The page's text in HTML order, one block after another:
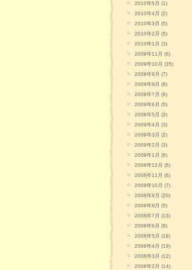
2010年5月 (1)
2010年4月 (2)
2010年3月 (5)
2010年2月 (5)
2010年1月 (3)
2009年11月 (6)
2009年10月 (35)
2009年9月 (7)
2009年8月 (6)
2009年7月 (6)
2009年6月 (5)
2009年5月 (3)
2009年4月 (3)
2009年3月 (2)
2009年2月 (3)
2009年1月 (6)
2008年12月 (6)
2008年11月 (6)
2008年10月 (7)
2008年9月 (20)
2008年8月 (5)
2008年7月 (13)
2008年6月 (9)
2008年5月 (19)
2008年4月 (19)
2008年3月 (12)
2008年2月 (14)